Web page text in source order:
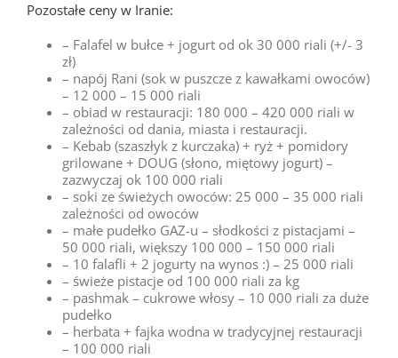
Pozostałe ceny w Iranie:
– Falafel w bułce + jogurt od ok 30 000 riali (+/- 3
zł)
– napój Rani (sok w puszcze z kawałkami owoców)
– 12 000 – 15 000 riali
– obiad w restauracji: 180 000 – 420 000 riali w
zależności od dania, miasta i restauracji.
– Kebab (szaszłyk z kurczaka) + ryż + pomidory
grilowane + DOUG (słono, miętowy jogurt) –
zazwyczaj ok 100 000 riali
– soki ze świeżych owoców: 25 000 – 35 000 riali
zależności od owoców
– małe pudełko GAZ-u – słodkości z pistacjami –
50 000 riali, większy 100 000 – 150 000 riali
– 10 falafli + 2 jogurty na wynos :) – 25 000 riali
– świeże pistacje od 100 000 riali za kg
– pashmak – cukrowe włosy – 10 000 riali za duże
pudełko
– herbata + fajka wodna w tradycyjnej restauracji
– 100 000 riali